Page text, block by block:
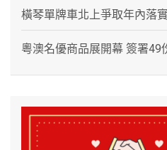
橫琴單牌車北上爭取年內落
粵澳名優商品展開幕 簽署49